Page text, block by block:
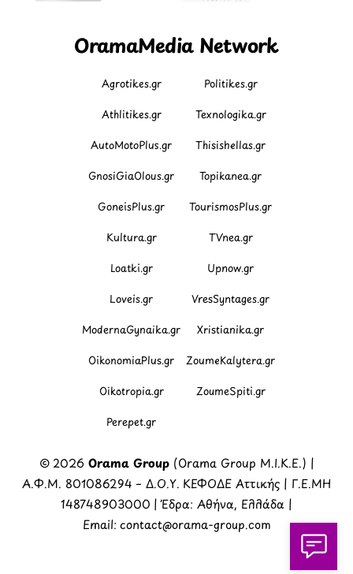
OramaMedia Network
Agrotikes.gr Politikes.gr
Athlitikes.gr Texnologika.gr
AutoMotoPlus.gr Thisishellas.gr
GnosiGiaOlous.gr Topikanea.gr
GoneisPlus.gr TourismosPlus.gr
Kultura.gr TVnea.gr
Loatki.gr Upnow.gr
Loveis.gr VresSyntages.gr
ModernaGynaika.gr Xristianika.gr
OikonomiaPlus.gr ZoumeKalytera.gr
Oikotropia.gr ZoumeSpiti.gr
Perepet.gr
© 2026 Orama Group(Orama Group Μ.Ι.Κ.Ε.) |
Α.Φ.Μ. 801086294 – Δ.Ο.Υ. ΚΕΦΟΔΕ Αττικής | Γ.Ε.ΜΗ
148748903000 | Έδρα: Αθήνα, Ελλάδα |
Email: contact@orama-group.com